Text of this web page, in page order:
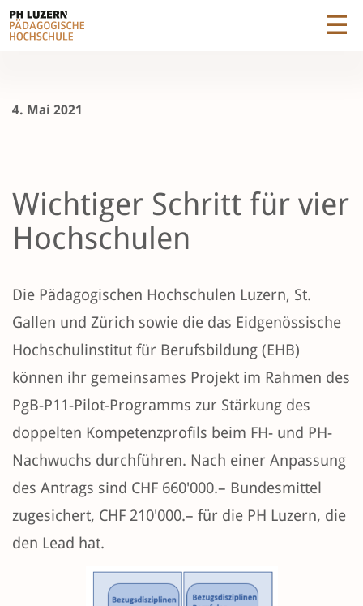
4. Mai 2021
Wichtiger Schritt für vier
Hochschulen
Die Pädagogischen Hochschulen Luzern, St.
Gallen und Zürich sowie die das Eidgenössische
Hochschulinstitut für Berufsbildung (EHB)
können ihr gemeinsames Projekt im Rahmen des
PgB-P11-Pilot-Programms zur Stärkung des
doppelten Kompetenzprofils beim FH- und PH-
Nachwuchs durchführen. Nach einer Anpassung
des Antrags sind CHF 660'000.– Bundesmittel
zugesichert, CHF 210'000.– für die PH Luzern, die
den Lead hat.